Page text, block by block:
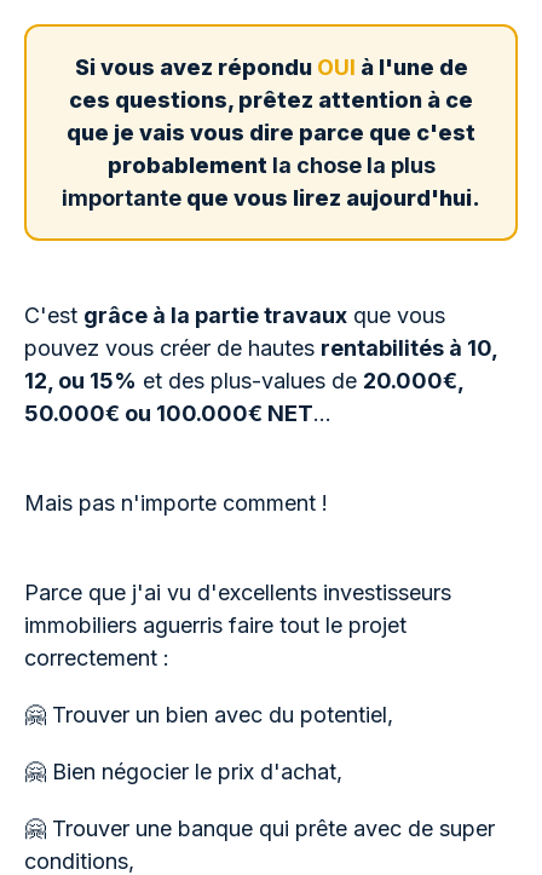
Si vous avez répondu OUI à l'une de
ces questions, prêtez attention à ce
que je vais vous dire parce que c'est
probablement la chose la plus
importante que vous lirez aujourd'hui.
C'est grâce à la partie travaux que vous
pouvez vous créer de hautes rentabilités à 10,
12, ou 15% et des plus-values de 20.000€,
50.000€ ou 100.000€ NET…
Mais pas n'importe comment !
Parce que j'ai vu d'excellents investisseurs
immobiliers aguerris faire tout le projet
correctement :
🤗 Trouver un bien avec du potentiel,
🤗 Bien négocier le prix d'achat,
🤗 Trouver une banque qui prête avec de super
conditions,